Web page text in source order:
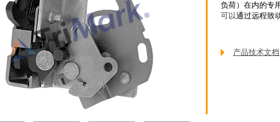
负荷）在内的专
可以通过远程致
产品技术文档